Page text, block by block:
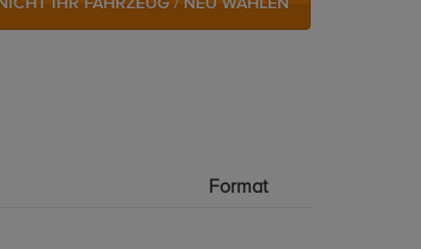
NICHT IHR FAHRZEUG / NEU WÄHLEN
Format